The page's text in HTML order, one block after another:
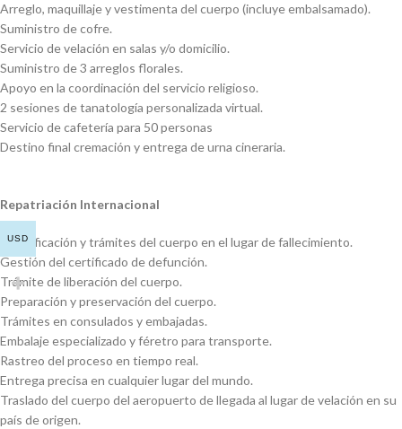
Arreglo, maquillaje y vestimenta del cuerpo (incluye embalsamado).
Suministro de cofre.
Servicio de velación en salas y/o domicilio.
Suministro de 3 arreglos florales.
Apoyo en la coordinación del servicio religioso.
2 sesiones de tanatología personalizada virtual.
Servicio de cafetería para 50 personas
Destino final cremación y entrega de urna cineraria.
Repatriación Internacional
Identificación y trámites del cuerpo en el lugar de fallecimiento.
Gestión del certificado de defunción.
Trámite de liberación del cuerpo.
Preparación y preservación del cuerpo.
Trámites en consulados y embajadas.
Embalaje especializado y féretro para transporte.
Rastreo del proceso en tiempo real.
Entrega precisa en cualquier lugar del mundo.
Traslado del cuerpo del aeropuerto de llegada al lugar de velación en su
país de origen.
USD